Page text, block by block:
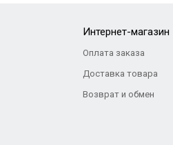
Интернет-магазин
Оплата заказа
Доставка товара
Возврат и обмен